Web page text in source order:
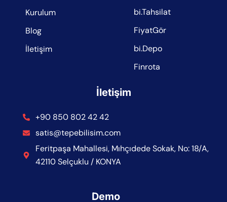
Kurulum
Blog
İletişim
bi.Tahsilat
FiyatGör
bi.Depo
Finrota
İletişim
+90 850 802 42 42
satis@tepebilisim.com
Feritpaşa Mahallesi, Mıhçıdede Sokak, No: 18/A,
42110 Selçuklu / KONYA
Demo